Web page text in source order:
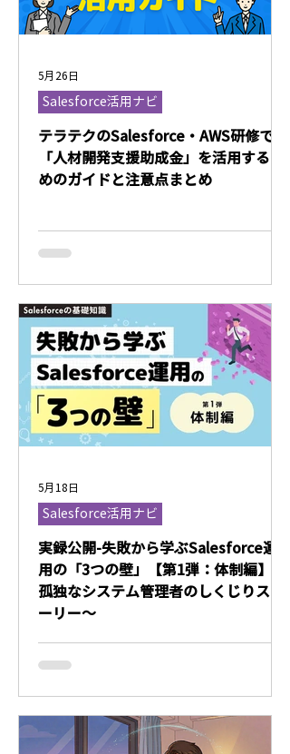
テラテクのSalesforce・AWS研修で
「人材開発支援助成金」を活用するた
めのガイドと注意点まとめ
Salesforce活用ナビ
5月26日
実録公開-失敗から学ぶSalesforce運
用の「3つの壁」【第1弾：体制編】〜
孤独なシステム管理者のしくじりスト
ーリー〜
Salesforce活用ナビ
5月18日